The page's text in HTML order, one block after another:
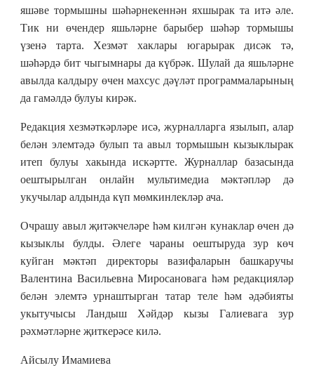
яшәве тормышны шәһәрнекеннән яхшырак та итә әле.
Тик ни өчендер яшьләрне барыбер шәһәр тормышы
үзенә тарта. Хезмәт хаклары югарырак дисәк тә,
шәһәрдә бит чыгымнары да күбрәк. Шулай да яшьләрне
авылда калдыру өчен махсус дәүләт программаларының
да гамәлдә булуы кирәк.
Редакция хезмәткәрләре исә, журналларга язылып, алар
белән элемтәдә булып та авыл тормышын кызыклырак
итеп булуы хакында искәртте. Журналлар базасында
оештырылган онлайн мультимедиа мәктәпләр дә
укучылар алдында күп мөмкинлекләр ача.
Очрашу авыл җитәкчеләре һәм килгән кунаклар өчен дә
кызыклы булды. Әлеге чараны оештыруда зур көч
куйган мәктәп директоры вазифаларын башкаручы
Валентина Васильевна Миросановага һәм редакцияләр
белән элемтә урнаштырган татар теле һәм әдәбияты
укытучысы Ландыш Хәйдәр кызы Галиевага зур
рәхмәтләрне җиткерәсе килә.
Айсылу Имамиева